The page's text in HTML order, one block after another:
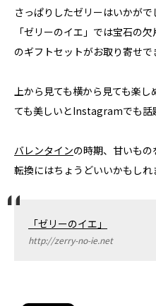
さっぱりしたゼリーはいかがで
「ゼリーのイエ」では宝石の
のギフトセットがお取り寄せで
上から見ても横から見ても楽
ても美しいとInstagramでも話
バレンタインの時期、甘いも
転換にはちょうどいいかもしれ
「ゼリーのイエ」
http://zerry-no-ie.net